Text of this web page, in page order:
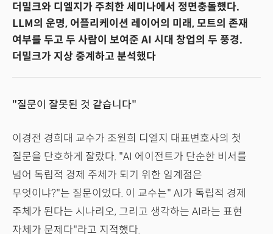
더밀크와 디엘지가 주최한 세미나에서 정면충돌했다.
LLM의 운명, 어플리케이션 레이어의 미래, 모트의 존재
여부를 두고 두 사람이 보여준 AI 시대 창업의 두 풍경.
더밀크가 지상 중계하고 분석했다
"질문이 잘못된 것 같습니다"
이경전 경희대 교수가 조원희 디엘지 대표변호사의 첫
질문을 단호하게 잘랐다. "AI 에이전트가 단순한 비서를
넘어 독립적 경제 주체가 되기 위한 임계점은
무엇이냐?"는 질문이었다. 이 교수는" AI가 독립적 경제
주체가 된다는 시나리오, 그리고 생각하는 AI라는 표현
자체가 문제다"라고 지적했다.